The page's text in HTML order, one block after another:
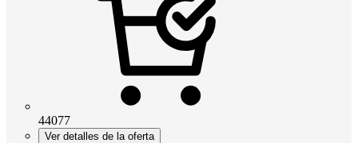
44077
Ver detalles de la oferta